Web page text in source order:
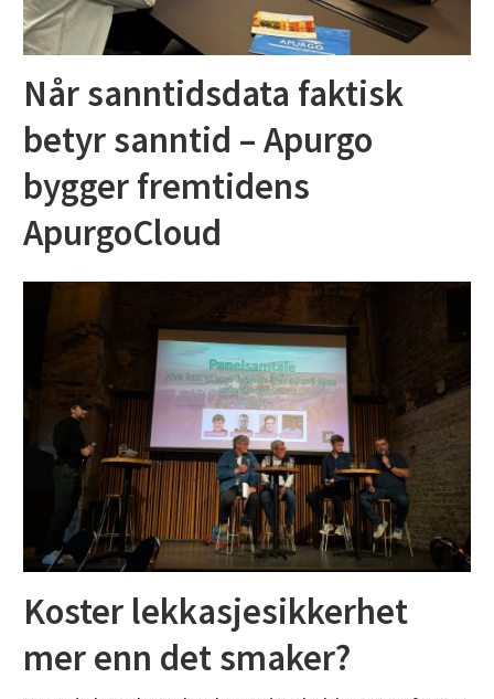
Når sanntidsdata faktisk
betyr sanntid – Apurgo
bygger fremtidens
ApurgoCloud
Koster lekkasjesikkerhet
mer enn det smaker?